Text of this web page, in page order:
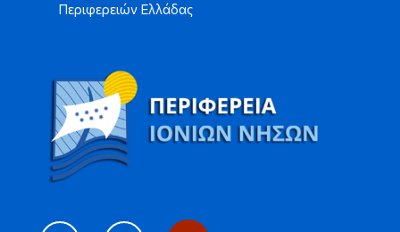
Περιφερειών Ελλάδας